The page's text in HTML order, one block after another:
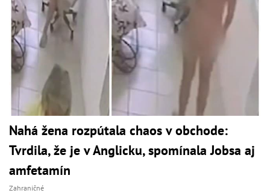
Nahá žena rozpútala chaos v obchode:
Tvrdila, že je v Anglicku, spomínala Jobsa aj
amfetamín
Zahraničné